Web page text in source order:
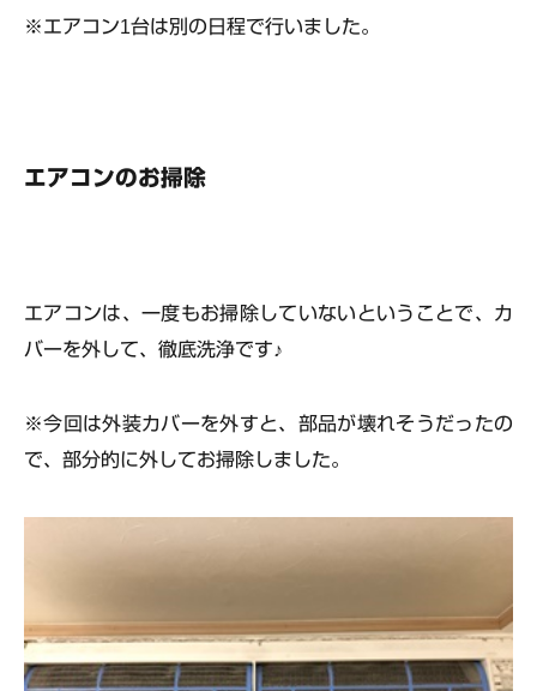
※エアコン1台は別の日程で行いました。
エアコンのお掃除
エアコンは、一度もお掃除していないということで、カ
バーを外して、徹底洗浄です♪
※今回は外装カバーを外すと、部品が壊れそうだったの
で、部分的に外してお掃除しました。